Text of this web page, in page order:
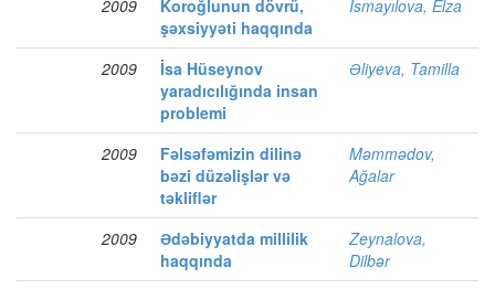
2009
Koroğlunun dövrü,
şəxsiyyəti haqqında
İsmayılova, Elza
2009
İsa Hüseynov
yaradıcılığında insan
problemi
Əliyeva, Tamilla
2009
Fəlsəfəmizin dilinə
bəzi düzəlişlər və
təkliflər
Məmmədov,
Ağalar
2009
Ədəbiyyatda millilik
haqqında
Zeynalova,
Dilbər